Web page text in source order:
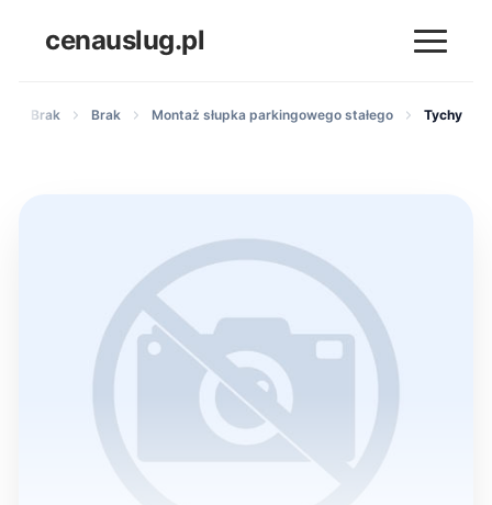
cenauslug.pl
Brak Brak Montaż słupka parkingowego stałego Tychy